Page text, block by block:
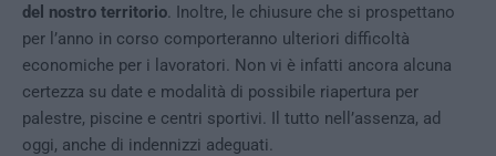
del nostro territorio. Inoltre, le chiusure che si prospettano
per l’anno in corso comporteranno ulteriori difficoltà
economiche per i lavoratori. Non vi è infatti ancora alcuna
certezza su date e modalità di possibile riapertura per
palestre, piscine e centri sportivi. Il tutto nell’assenza, ad
oggi, anche di indennizzi adeguati.